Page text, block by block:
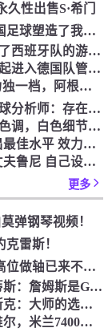
性出售S·希门
【西甲】默特萨克谈在国家队工作：德国足球塑造了我的人生，感谢
[今日视频]珍贵的影响！球迷把手机扔到了西班牙队的游行大巴上
[足球]图片报：克洛普的经纪人将随他一起进入德国队管理团队
[阿根廷]狂赞西班牙❗大罗：斗牛士统治力独一档，阿根廷有梅西
[精彩剪辑]梅西再踢一届世界杯？TSN足球分析师：存在可能性
[推荐]皇马发布新赛季客场球衣：绿色主色调，白色细节+经典肩
【体育资讯】莱万：亚马尔世界杯没踢出最佳水平 效力过巴萨后就
【你怎么看？】太阳报：科琳收入已超丈夫鲁尼 自己设计服装8岁
更多
弹钢琴视频！
雷斯！
【杨瀚森】解说：国家队现在让杨瀚森高位做轴已来不及了 多打打
【精彩剪辑】有望当队友！热火新援波蒂斯：詹姆斯是GOAT！我
【推荐】布斯克茨还是罗德里？连线博斯克：大师的选择会是谁？
【体育资讯】记者：新月8000万挖萨默维尔，米兰7400万买